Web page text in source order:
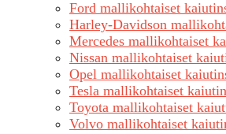
Ford mallikohtaiset
Harley-Davidson
Mercedes mallikohtaiset
Nissan mallikohtaiset
Opel mallikohtaiset
Tesla mallikohtaiset
Toyota mallikohtaiset
Volvo mallikohtaiset